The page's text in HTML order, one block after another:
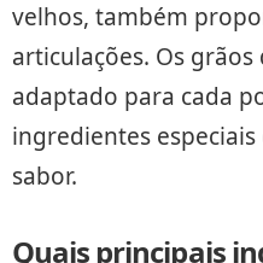
velhos, também
articulações. Os
adaptado para cada
ingredientes
sabor.
Quais principais